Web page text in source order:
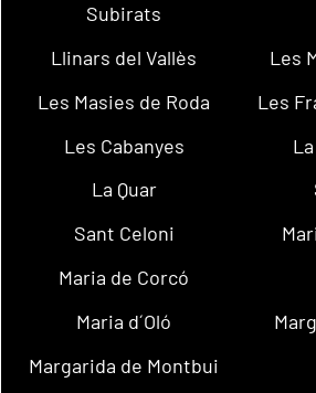
Subirats
Llinars del Vallès
Les
Les Masies de Roda
Les
Les Cabanyes
La Quar
Sant Celoni
Maria de Corcó
Maria d´Oló
Margarida de Montbui